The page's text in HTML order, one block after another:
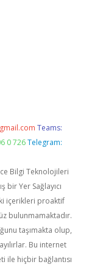
Teams:
0 726 Telegram:
Bilgi Teknolojileri
bir Yer Sağlayıcı
içerikleri proaktif
bulunmamaktadır.
taşımakta olup,
Bu internet
ile hiçbir bağlantısı